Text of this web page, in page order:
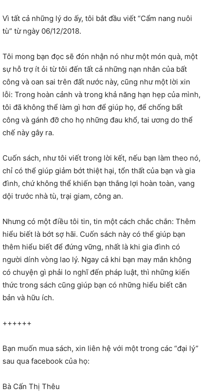
Vì tất cả những lý do ấy, tôi bắt đầu viết “Cẩm nang nuôi
tù” từ ngày 06/12/2018.
Tôi mong bạn đọc sẽ đón nhận nó như một món quà, một
sự hỗ trợ ít ỏi từ tôi đến tất cả những nạn nhân của bất
công và oan sai trên đất nước này, cũng như một lời xin
lỗi: Trong hoàn cảnh và trong khả năng hạn hẹp của mình,
tôi đã không thể làm gì hơn để giúp họ, để chống bất
công và gánh đỡ cho họ những đau khổ, tai ương do thể
chế này gây ra.
Cuốn sách, như tôi viết trong lời kết, nếu bạn làm theo nó,
chỉ có thể giúp giảm bớt thiệt hại, tổn thất của bạn và gia
đình, chứ không thể khiến bạn thắng lợi hoàn toàn, vang
dội trước nhà tù, trại giam, công an.
Nhưng có một điều tôi tin, tin một cách chắc chắn: Thêm
hiểu biết là bớt sợ hãi. Cuốn sách này có thể giúp bạn
thêm hiểu biết để đứng vững, nhất là khi gia đình có
người dính vòng lao lý. Ngay cả khi bạn may mắn không
có chuyện gì phải lo nghĩ đến pháp luật, thì những kiến
thức trong sách cũng giúp bạn có những hiểu biết căn
bản và hữu ích.
++++++
Bạn muốn mua sách, xin liên hệ với một trong các “đại lý”
sau qua facebook của họ:
Bà Cấn Thị Thêu